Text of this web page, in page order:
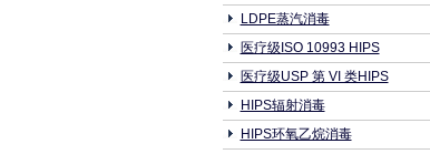
LDPE蒸汽消毒
医疗级ISO 10993 HIPS
医疗级USP 第 VI 类HIPS
HIPS辐射消毒
HIPS环氧乙烷消毒